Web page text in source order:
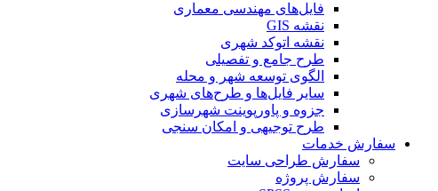
فایل‌های مهندسی معماری
نقشه GIS
نقشه اتوکد شهری
طرح جامع و تفصیلی
الگوی توسعه شهر و محله
سایر فایل‌ها و طرح‌های شهری
جزوه و پاورپوینت شهرسازی
طرح توجیهی و امکان سنجی
سفارش خدمات
سفارش طراحی سایت
سفارش پروژه